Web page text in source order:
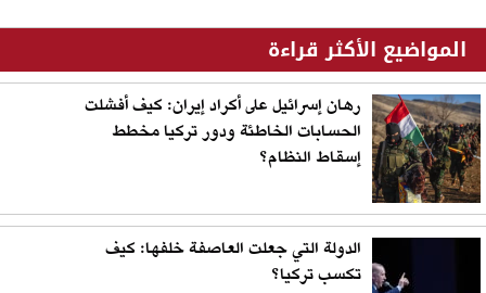
المواضيع الأكثر قراءة
رهان إسرائيل على أكراد إيران: كيف أفشلت
الحسابات الخاطئة ودور تركيا مخطط
إسقاط النظام؟
الدولة التي جعلت العاصفة خلفها: كيف
تكسب تركيا؟